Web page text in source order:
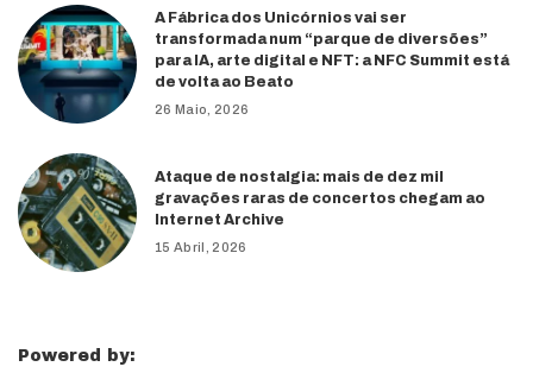
A Fábrica dos Unicórnios vai ser
transformada num “parque de diversões”
para IA, arte digital e NFT: a NFC Summit está
de volta ao Beato
26 Maio, 2026
Ataque de nostalgia: mais de dez mil
gravações raras de concertos chegam ao
Internet Archive
15 Abril, 2026
Powered by: